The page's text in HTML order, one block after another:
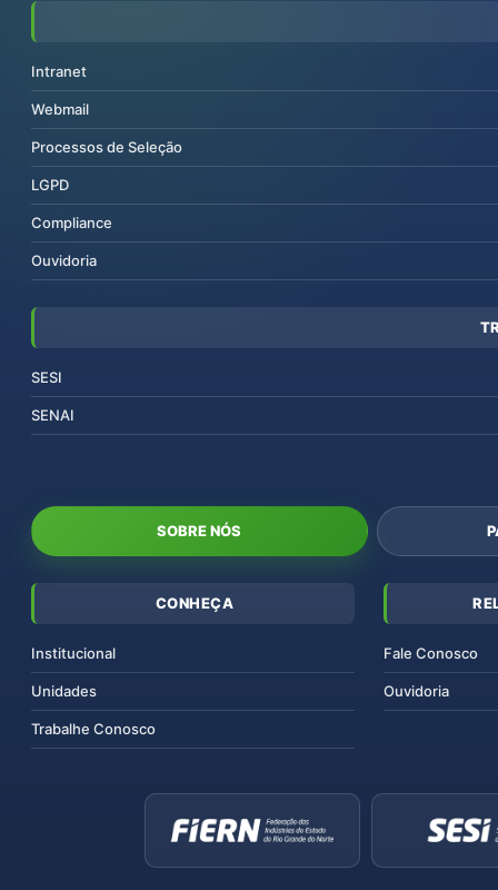
Intranet
Webmail
Processos de Seleção
LGPD
Compliance
Ouvidoria
SESI
SENAI
SOBRE NÓS
CONHEÇA
Institucional
Unidades
Trabalhe Conosco
Fale Conosco
Ouvidoria